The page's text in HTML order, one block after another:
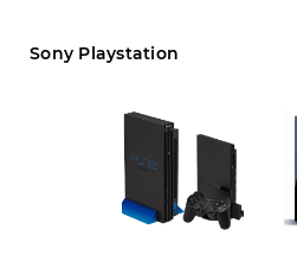
Sony Playstation